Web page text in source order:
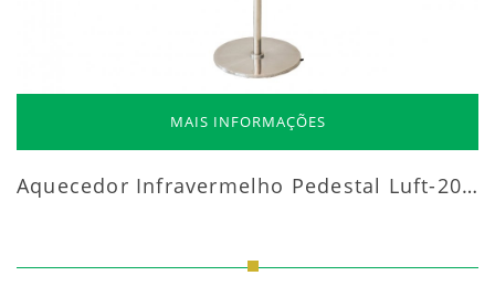
MAIS INFORMAÇÕES
Aquecedor Infravermelho Pedestal Luft-20000